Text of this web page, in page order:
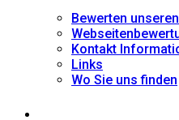
Bewerten
Kontakt
Links
Wo Sie uns finden